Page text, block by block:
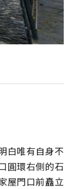
白唯有自身不
圓環右側的石
屋門口前矗立